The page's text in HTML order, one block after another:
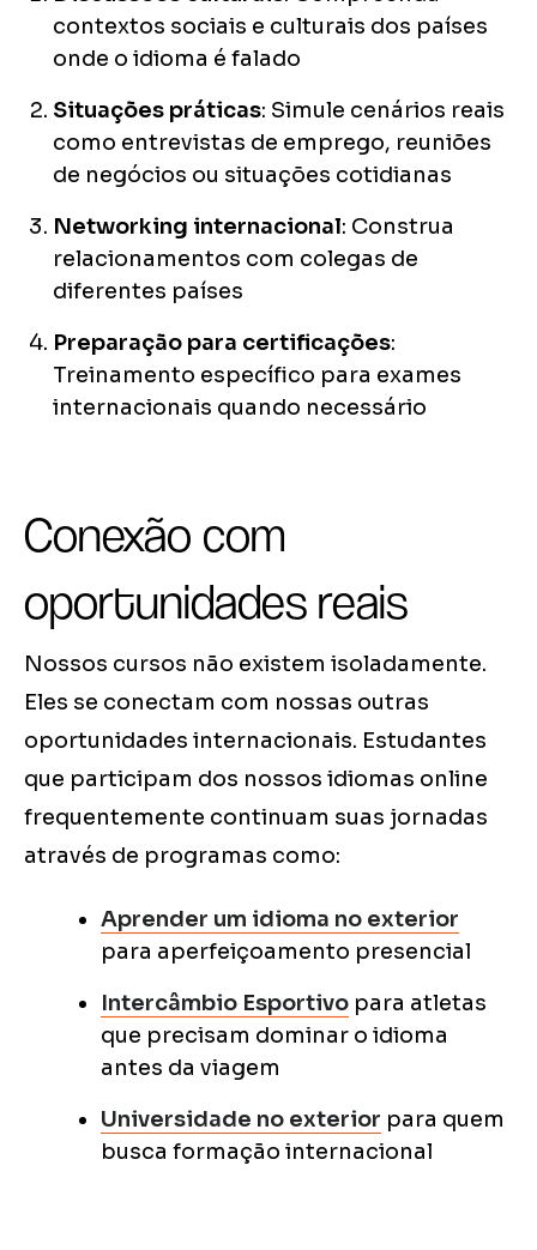
contextos sociais e culturais dos países
onde o idioma é falado
Situações práticas: Simule cenários reais
como entrevistas de emprego, reuniões
de negócios ou situações cotidianas
Networking internacional: Construa
relacionamentos com colegas de
diferentes países
Preparação para certificações:
Treinamento específico para exames
internacionais quando necessário
Conexão com
oportunidades reais
Nossos cursos não existem isoladamente.
Eles se conectam com nossas outras
oportunidades internacionais. Estudantes
que participam dos nossos idiomas online
frequentemente continuam suas jornadas
através de programas como:
Aprender um idioma no exterior
para aperfeiçoamento presencial
Intercâmbio Esportivo para atletas
que precisam dominar o idioma
antes da viagem
Universidade no exterior para quem
busca formação internacional